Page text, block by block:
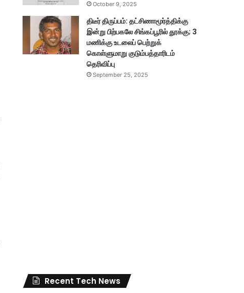
October 9, 2025
திடீர் திருப்பம்: தட்சிணாமூர்த்திக்கு
இன்று பிற்பகலே சிங்கப்பூரில் தூக்கு; 3
மணிக்கு உடலைப் பெற்றுக்
கொள்ளுமாறு குடும்பத்தாரிடம்
தெரிவிப்பு
September 25, 2025
Recent Tech News